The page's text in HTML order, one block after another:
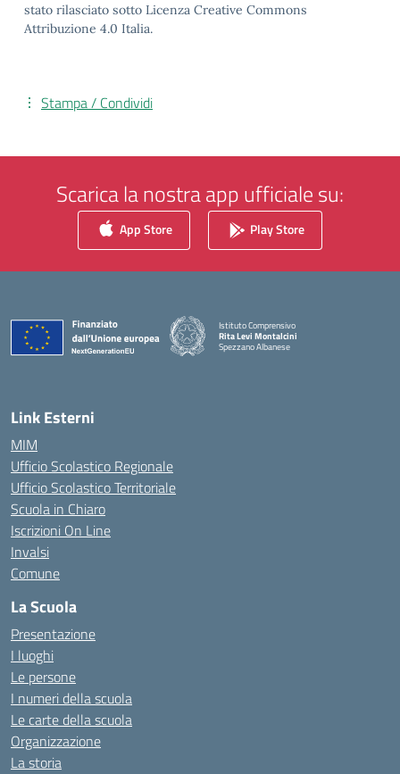
stato rilasciato sotto Licenza Creative Commons
Attribuzione 4.0 Italia.
Stampa / Condividi
Scarica la nostra app ufficiale su:
App Store Play Store
Istituto Comprensivo
Rita Levi Montalcini
Spezzano Albanese
— Visita la pagina iniziale della scuola
Link Esterni
MIM
Ufficio Scolastico Regionale
Ufficio Scolastico Territoriale
Scuola in Chiaro
Iscrizioni On Line
Invalsi
Comune
La Scuola
Presentazione
I luoghi
Le persone
I numeri della scuola
Le carte della scuola
Organizzazione
La storia